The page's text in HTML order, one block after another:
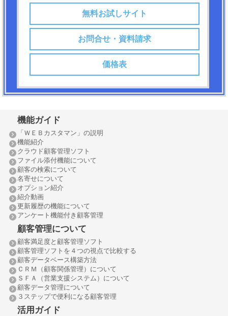
無料お試しサイト
お問合せ・資料請求
価格表
機能ガイド
「ＷＥＢカスタマン」の説明
機能紹介
クラウド顧客管理ソフト
ファイル添付機能について
顧客の検索について
名寄せについて
オプション紹介
紹介動画
更新履歴の機能について
アンケート機能付き顧客管理
顧客管理について
顧客満足度と顧客管理ソフト
顧客管理ソフトを４つの視点で比較する
顧客データベース構築方法
ＣＲＭ（顧客関係管理）について
ＳＦＡ（営業支援システム）について
顧客データ管理について
３ステップで便利になる顧客管理
活用ガイド